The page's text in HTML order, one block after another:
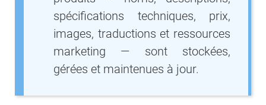
spécifications techniques, prix,
images, traductions et ressources
marketing — sont stockées,
gérées et maintenues à jour.